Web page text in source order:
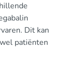
Dit kan
patiënten